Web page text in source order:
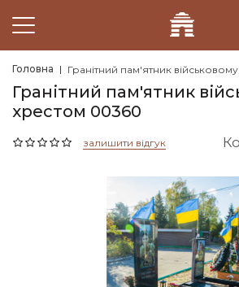
Головна Гранітний пам'ятник
Гранітний пам'ятник
хрестом 00360
залишити відгук